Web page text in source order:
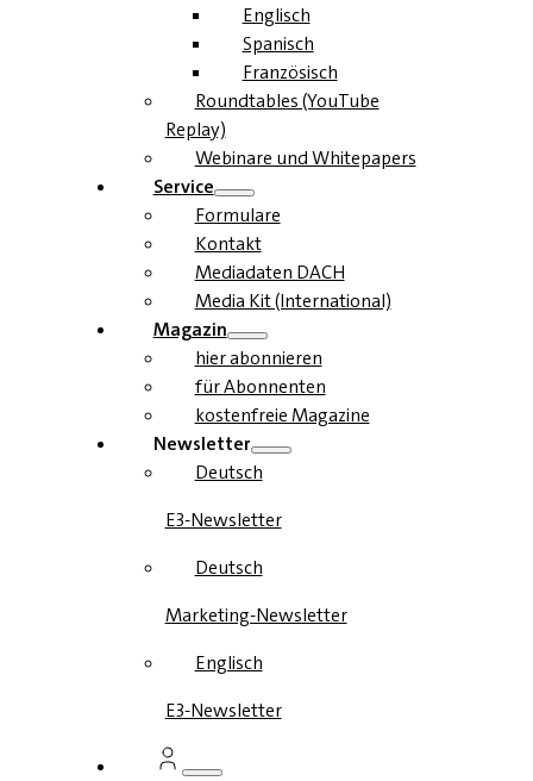
Englisch
Spanisch
Französisch
Roundtables (YouTube
Replay)
Webinare und Whitepapers
Service
Formulare
Kontakt
Mediadaten DACH
Media Kit (International)
Magazin
hier abonnieren
für Abonnenten
kostenfreie Magazine
Newsletter
Deutsch
E3-Newsletter
Deutsch
Marketing-Newsletter
Englisch
E3-Newsletter